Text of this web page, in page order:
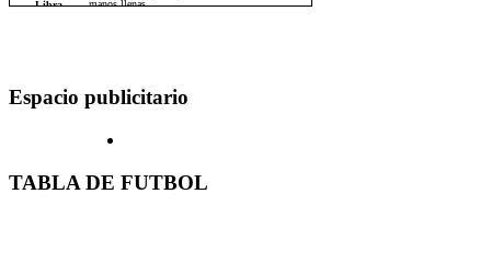
Espacio publicitario
TABLA DE FUTBOL